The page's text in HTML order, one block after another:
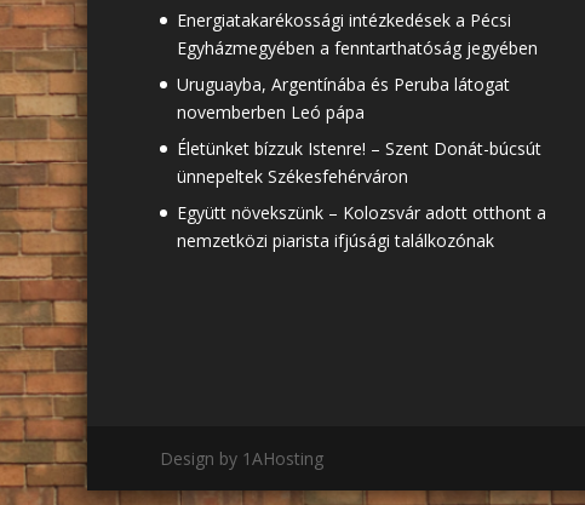
Energiatakarékossági intézkedések a Pécsi
Egyházmegyében a fenntarthatóság jegyében
Uruguayba, Argentínába és Peruba látogat
novemberben Leó pápa
Életünket bízzuk Istenre! – Szent Donát-búcsút
ünnepeltek Székesfehérváron
Együtt növekszünk – Kolozsvár adott otthont a
nemzetközi piarista ifjúsági találkozónak
Design by 1AHosting